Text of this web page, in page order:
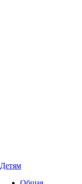
Детям